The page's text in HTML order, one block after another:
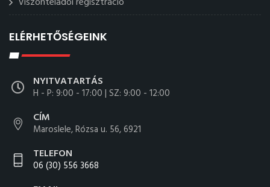
ELÉRHETŐSÉGEINK
NYITVATARTÁS
H - P: 9:00 - 17:00 | SZ: 9:00 - 12:00
CÍM
Maroslele, Rózsa u. 56, 6921
TELEFON
06 (30) 556 3668